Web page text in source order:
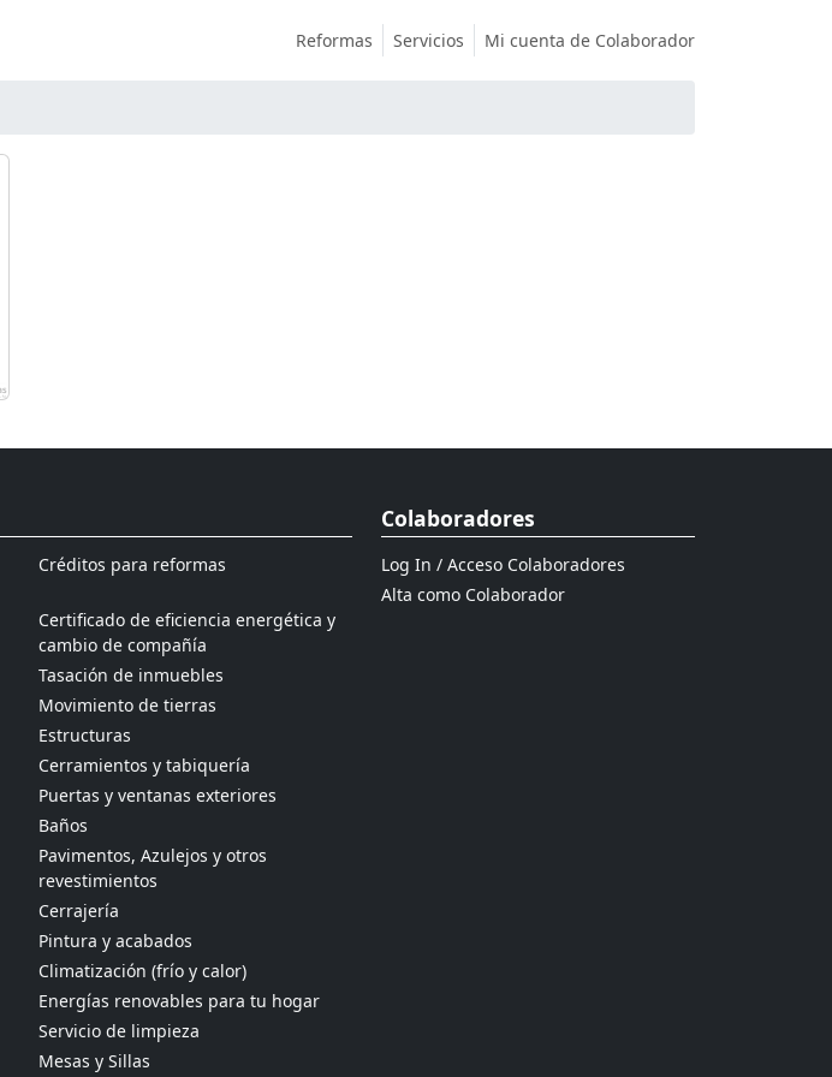
Reformas Servicios Mi cuenta de Colaborador
Créditos para reformas
Certificado de eficiencia energética y
cambio de compañía
Tasación de inmuebles
Movimiento de tierras
Estructuras
Cerramientos y tabiquería
Puertas y ventanas exteriores
Baños
Pavimentos, Azulejos y otros
revestimientos
Cerrajería
Pintura y acabados
Climatización (frío y calor)
Energías renovables para tu hogar
Servicio de limpieza
Mesas y Sillas
Colaboradores
Log In / Acceso Colaboradores
Alta como Colaborador